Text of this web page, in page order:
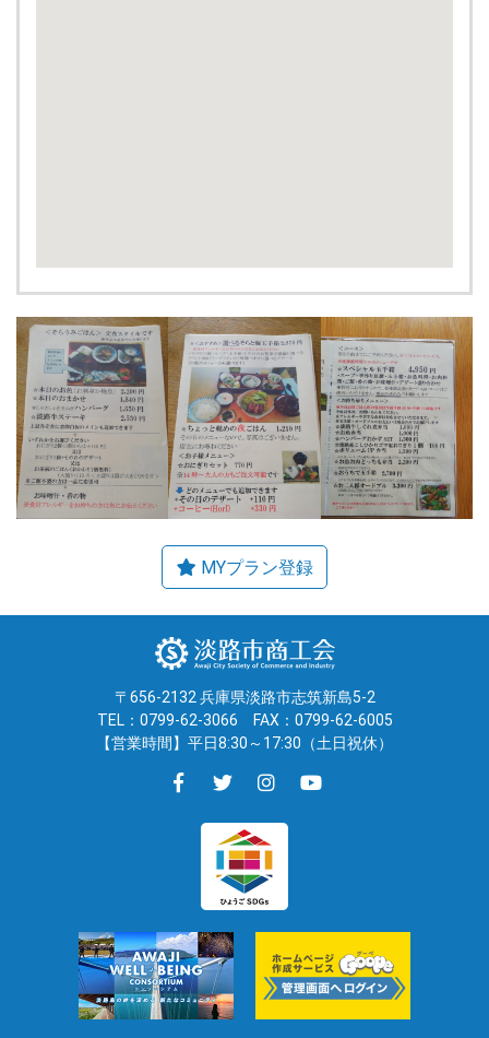
〒656-2132 兵庫県淡路市志筑新島5-2
TEL：0799-62-3066
FAX：0799-62-6005
【営業時間】平日8:30～17:30（土日祝休）